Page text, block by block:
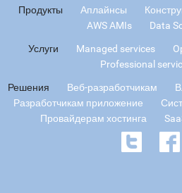
Продукты Аплайнсы
AWS AMIs
Data
Услуги Managed services
Professional
Решения Веб-разработчикам
Разработчикам приложение
Провайдерам хостинга